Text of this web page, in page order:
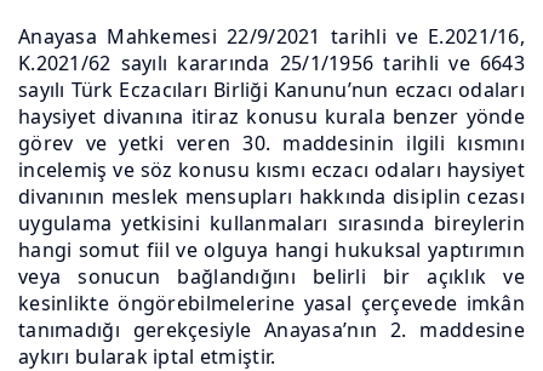
Anayasa Mahkemesi 22/9/2021 tarihli ve E.2021/16,
K.2021/62 sayılı kararında 25/1/1956 tarihli ve 6643
sayılı Türk Eczacıları Birliği Kanunu’nun eczacı odaları
haysiyet divanına itiraz konusu kurala benzer yönde
görev ve yetki veren 30. maddesinin ilgili kısmını
incelemiş ve söz konusu kısmı eczacı odaları haysiyet
divanının meslek mensupları hakkında disiplin cezası
uygulama yetkisini kullanmaları sırasında bireylerin
hangi somut fiil ve olguya hangi hukuksal yaptırımın
veya sonucun bağlandığını belirli bir açıklık ve
kesinlikte öngörebilmelerine yasal çerçevede imkân
tanımadığı gerekçesiyle Anayasa’nın 2. maddesine
aykırı bularak iptal etmiştir.